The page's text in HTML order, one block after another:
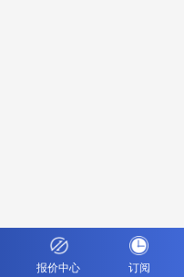
报价中心 订阅